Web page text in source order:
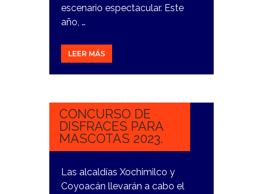
escenario espectacular. Este
año, …
LEER MÁS
26
CONCURSO DE
DISFRACES PARA
MASCOTAS 2023.
Las alcaldías Xochimilco y
Coyoacán llevarán a cabo el